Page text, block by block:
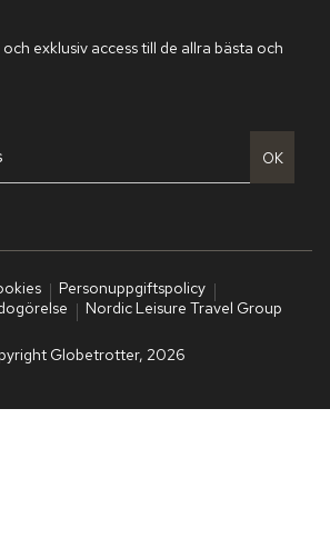
exklusiv access till de allra bästa och
OK
Personuppgiftspolicy
Nordic Leisure Travel Group
Globetrotter, 2026